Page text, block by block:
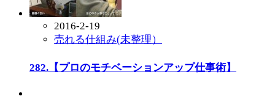
2016-2-19
売れる仕組み(未整理）
282.【プロのモチベーションアップ仕事術】